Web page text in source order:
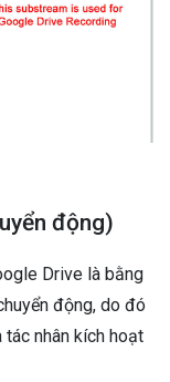
động)
Drive là bằng
động, do đó
nhân kích hoạt